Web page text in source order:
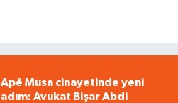
Apê Musa cinayetinde yeni
adım: Avukat Bişar Abdi